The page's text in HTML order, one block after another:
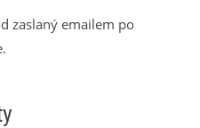
zaslaný emailem po